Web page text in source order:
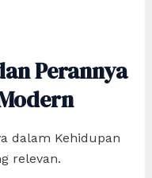
Perannya
dalam Kehidupan
relevan.